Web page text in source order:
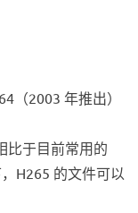
（2003 年推出）
比于目前常用的
H265 的文件可以